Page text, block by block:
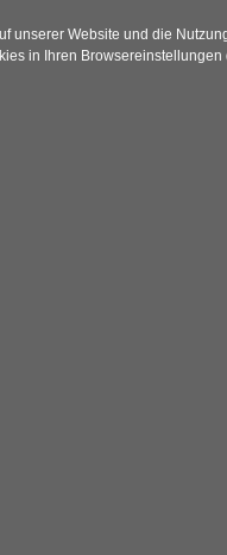
unserer Website und die
in Ihren